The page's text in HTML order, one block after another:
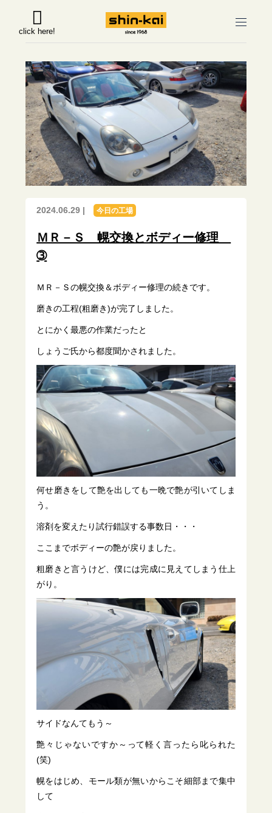
click here!
2024.06.29 | 今日の工場
ＭＲ－Ｓ 幌交換とボディー修理
➂
ＭＲ－Ｓの幌交換＆ボディー修理の続きです。
磨きの工程(粗磨き)が完了しました。
とにかく最悪の作業だったと
しょうご氏から都度聞かされました。
何せ磨きをして艶を出しても一晩で艶が引いてしま
う。
溶剤を変えたり試行錯誤する事数日・・・
ここまでボディーの艶が戻りました。
粗磨きと言うけど、僕には完成に見えてしまう仕上
がり。
サイドなんてもう～
艶々じゃないですか～って軽く言ったら叱られた
(笑)
幌をはじめ、モール類が無いからこそ細部まで集中
して